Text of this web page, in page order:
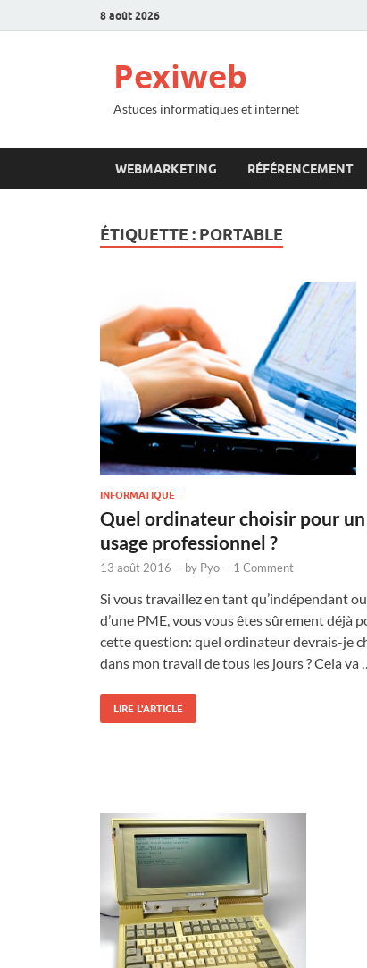
8 août 2026
Pexiweb
Astuces informatiques et internet
WEBMARKETING RÉFÉRENCEMENT
ÉTIQUETTE : PORTABLE
INFORMATIQUE
Quel ordinateur choisir pour un
usage professionnel ?
13 août 2016 - by Pyo - 1 Comment
Si vous travaillez en tant qu’indépendant
d’une PME, vous vous êtes sûrement déjà
cette question: quel ordinateur devrais-je
dans mon travail de tous les jours ? Cela va
LIRE L'ARTICLE